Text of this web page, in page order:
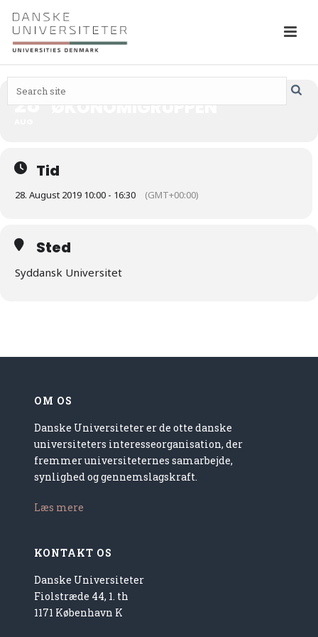
28 ØKONOMIGRUPPEN
Tid
28. August 2019 10:00 - 16:30 (GMT+00:00)
Sted
Syddansk Universitet
OM OS
Danske Universiteter er de otte danske
universiteters interesseorganisation, der
fremmer universiteternes samarbejde,
synlighed og gennemslagskraft.
Læs mere
KONTAKT OS
Danske Universiteter
Fiolstræde 44, 1. th
1171 København K